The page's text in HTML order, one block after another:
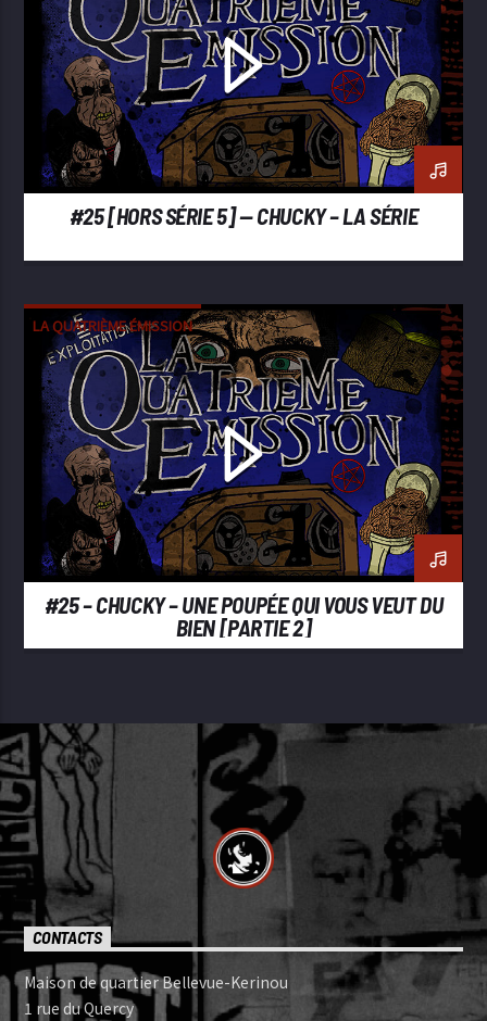
#25 [HORS SÉRIE 5] — CHUCKY – LA SÉRIE
LA QUATRIÈME ÉMISSION
#25 – CHUCKY – UNE POUPÉE QUI VOUS VEUT DU
BIEN [PARTIE 2]
CONTACTS
Maison de quartier Bellevue-Kerinou
1 rue du Quercy